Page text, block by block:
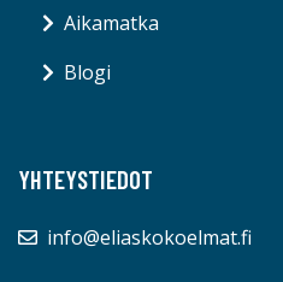
Aikamatka
Blogi
YHTEYSTIEDOT
info@eliaskokoelmat.fi